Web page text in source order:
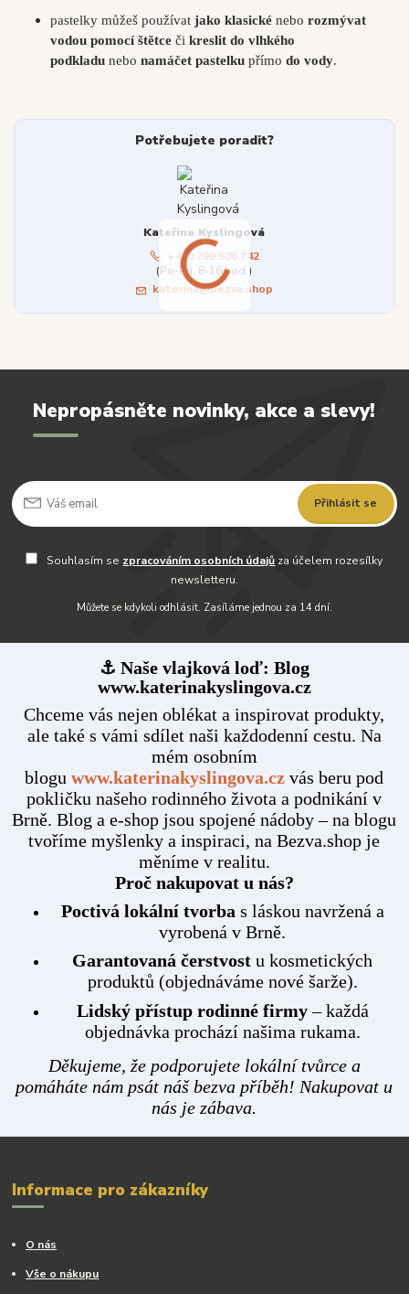
pastelky můžeš používat jako klasické nebo rozmývat
vodou pomocí štětce či kreslit do vlhkého
podkladu nebo namáčet pastelku přímo do vody.
Potřebujete poradit?
Kateřina Kyslingová
+420 799 506 742
(Po-Pá, 8-16 hod.)
katerina@bezva.shop
Nepropásněte novinky, akce a slevy!
Přihlásit se
Souhlasím se zpracováním osobních údajů za účelem rozesílky
newsletteru.
Můžete se kdykoli odhlásit. Zasíláme jednou za 14 dní.
⚓ Naše vlajková loď: Blog
www.katerinakyslingova.cz
Chceme vás nejen oblékat a inspirovat produkty,
ale také s vámi sdílet naši každodenní cestu. Na
mém osobním
bloguwww.katerinakyslingova.cz vás beru pod
pokličku našeho rodinného života a podnikání v
Brně. Blog a e-shop jsou spojené nádoby – na blogu
tvoříme myšlenky a inspiraci, na Bezva.shop je
měníme v realitu.
Proč nakupovat u nás?
Poctivá lokální tvorba s láskou navržená a
vyrobená v Brně.
Garantovaná čerstvost u kosmetických
produktů (objednáváme nové šarže).
Lidský přístup rodinné firmy– každá
objednávka prochází našima rukama.
Děkujeme, že podporujete lokální tvůrce a
pomáháte nám psát náš bezva příběh! Nakupovat u
nás je zábava.
Informace pro zákazníky
O nás
Vše o nákupu